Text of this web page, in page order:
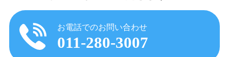
お電話でのお問い合わせ
011-280-3007